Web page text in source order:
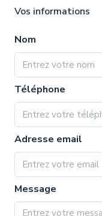
Vos informations
Nom
Téléphone
Adresse email
Message